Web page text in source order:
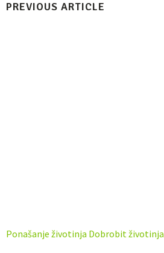
PREVIOUS ARTICLE
Ponašanje životinja Dobrobit životinja